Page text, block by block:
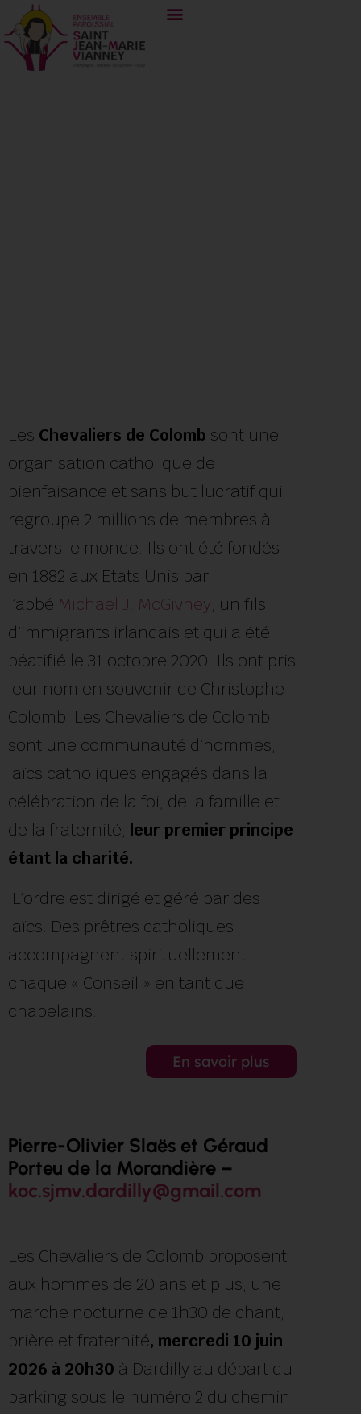
Les Chevaliers de Colomb sont une
organisation catholique de
bienfaisance et sans but lucratif qui
regroupe 2 millions de membres à
travers le monde. Ils ont été fondés
en 1882 aux Etats Unis par
l’abbé Michael J. McGivney, un fils
d’immigrants irlandais et qui a été
béatifié le 31 octobre 2020. Ils ont pris
leur nom en souvenir de Christophe
Colomb. Les Chevaliers de Colomb
sont une communauté d’hommes,
laïcs catholiques engagés dans la
célébration de la foi, de la famille et
de la fraternité, leur premier principe
étant la charité.
L’ordre est dirigé et géré par des
laïcs. Des prêtres catholiques
accompagnent spirituellement
chaque « Conseil » en tant que
chapelains.
En savoir plus
Pierre-Olivier Slaës et Géraud
Porteu de la Morandière –
koc.sjmv.dardilly@gmail.com
Les Chevaliers de Colomb proposent
aux hommes de 20 ans et plus, une
marche nocturne de 1h30 de chant,
prière et fraternité, mercredi 10 juin
2026 à 20h30 à Dardilly au départ du
parking sous le numéro 2 du chemin